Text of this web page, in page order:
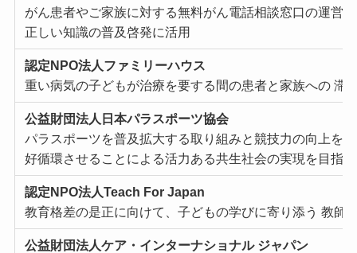
がん患者やご家族に対する無料がん電話相談窓⼝の運営
正しい知識の普及啓発に活⽤
認定NPO法⼈ファミリーハウス
重い病気の⼦どもが治療を要する間の患者と家族への 滞
公益財団法⼈⽇本パラスポーツ協会
パラスポーツを普及拡⼤する取り組みと競技⼒の向上を
好循環させることによる活⼒ある共⽣社会の実現を⽬指す
認定NPO法⼈Teach For Japan
教育格差の是正に向けて、⼦どもの学びに寄り添う 教師
公益財団法⼈ケア・インターナショナル ジャパン